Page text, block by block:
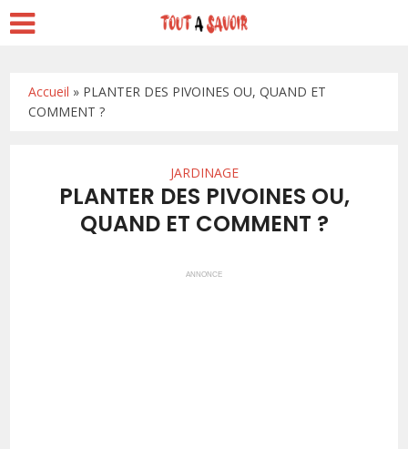
Accueil » PLANTER DES PIVOINES OU, QUAND ET
COMMENT ?
JARDINAGE
PLANTER DES PIVOINES OU,
QUAND ET COMMENT ?
ANNONCE